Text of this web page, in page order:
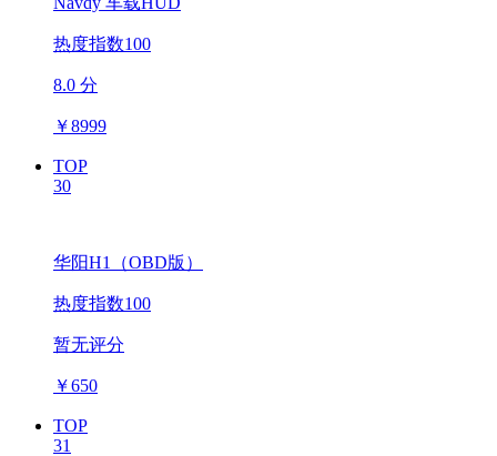
热度指数100
8.0 分
￥8999
TOP
30
华阳H1（OBD版）
热度指数100
暂无评分
￥650
TOP
31